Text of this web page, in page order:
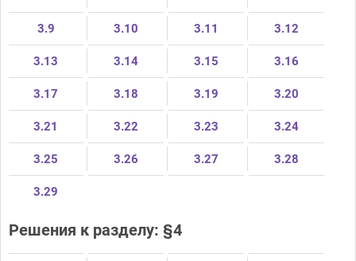
3.9 3.10 3.11 3.12
3.13 3.14 3.15 3.16
3.17 3.18 3.19 3.20
3.21 3.22 3.23 3.24
3.25 3.26 3.27 3.28
3.29
Решения к разделу: §4